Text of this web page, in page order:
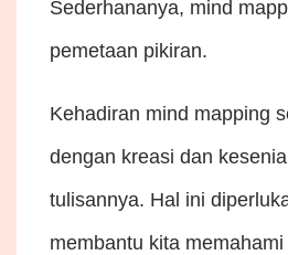
Sederhananya, mind
pemetaan pikiran.
Kehadiran mind mapping
dengan kreasi dan
tulisannya. Hal ini
membantu kita